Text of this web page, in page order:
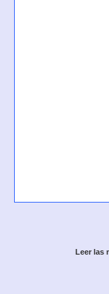
Leer las